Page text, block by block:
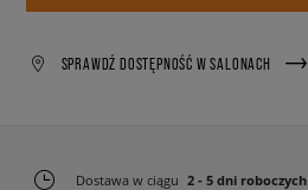
SPRAWDŹ DOSTĘPNOŚĆ W SALONACH
Dostawa w ciągu 2 - 5 dni roboczych